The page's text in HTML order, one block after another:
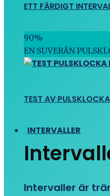
ETT FÄRDIGT
90%
EN SUVERÄN
TEST AV
INTERVALLER
Intervaller är